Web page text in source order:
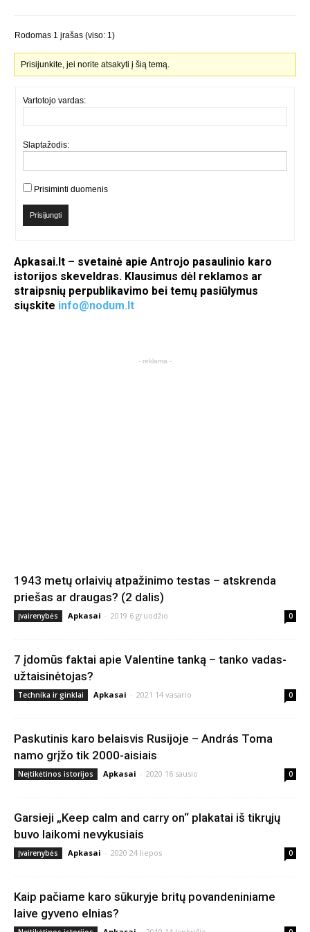
Rodomas 1 įrašas (viso: 1)
Prisijunkite, jei norite atsakyti į šią temą.
Vartotojo vardas:
Slaptažodis:
Prisiminti duomenis
Prisijungti
Apkasai.lt – svetainė apie Antrojo pasaulinio karo
istorijos skeveldras. Klausimus dėl reklamos ar
straipsnių perpublikavimo bei temų pasiūlymus
siųskite info@nodum.lt
- reklama -
1943 metų orlaivių atpažinimo testas – atskrenda
priešas ar draugas? (2 dalis)
Įvairenybės Apkasai - 2019 6 gruodžio 0
7 įdomūs faktai apie Valentine tanką – tanko vadas-
užtaisinėtojas?
Technika ir ginklai Apkasai - 2021 14 vasario 0
Paskutinis karo belaisvis Rusijoje – András Toma
namo grįžo tik 2000-aisiais
Neįtikėtinos istorijos Apkasai - 2020 16 sausio 0
Garsieji „Keep calm and carry on“ plakatai iš tikrųjų
buvo laikomi nevykusiais
Įvairenybės Apkasai - 2020 24 liepos 0
Kaip pačiame karo sūkuryje britų povandeniniame
laive gyveno elnias?